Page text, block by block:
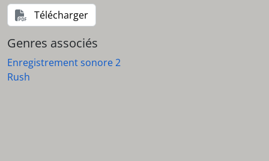
Télécharger
Genres associés
Enregistrement sonore 2
Rush